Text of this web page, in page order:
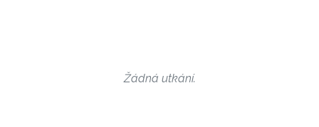
Žádná utkání.